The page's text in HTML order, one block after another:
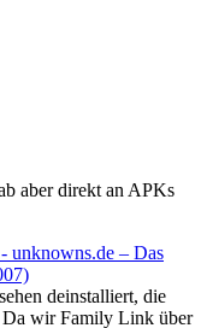
aber direkt an APKs
unknowns.de – Das
deinstalliert, die
Da wir Family Link über